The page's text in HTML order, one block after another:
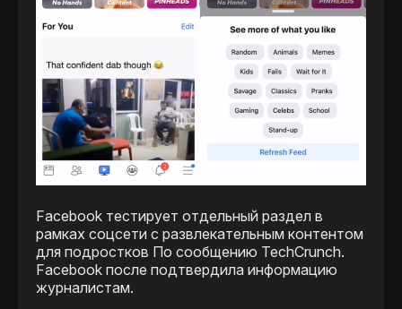
Facebook тестирует отдельный раздел в
рамках соцсети с развлекательным контентом
для подростков По сообщению TechCrunch.
Facebook после подтвердила информацию
журналистам.